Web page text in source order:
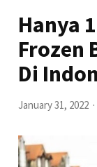
Hanya
Frozen
Di
January 31, 2022